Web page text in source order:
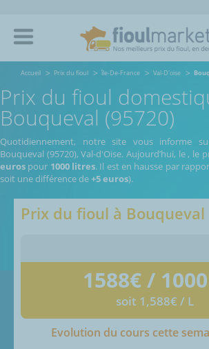
Accueil Prix du fioul île-De-France Val-D'oise
Prix du fioul
Bouqueval (95720)
Quotidiennement, notre site vous informe
Bouqueval (95720), Val-d'Oise. Aujourd’hui, le , le
euros pour 1000 litres. Il est en hausse par
soit une différence de+5 euros).
Prix du fioul à Bouqueval
1588€ /
soit 1,588€ / L
Evolution du cours cette